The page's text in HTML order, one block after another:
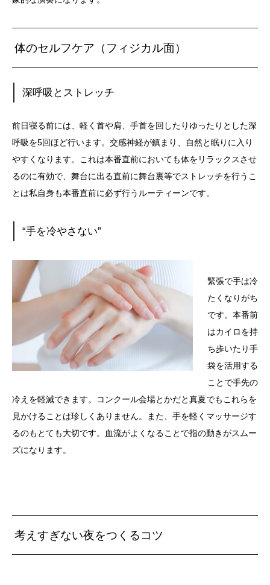
体のセルフケア（フィジカル面）
深呼吸とストレッチ
前日寝る前には、軽く首や肩、手首を回したりゆったりとした深
呼吸を5回ほど行います。交感神経が鎮まり、
自然と眠りに入り
やすくなります。これは本番直前においても体をリラックスさせ
るのに有効で、舞台に出る直前に舞台裏等でストレッチを行うこ
とは私自身も本番直前に必ず行うルーティーンです。
“手を冷やさない”
緊張で手は冷
たくなりがち
です。本番前
はカイロを持
ち歩いたり手
袋を活用する
ことで手先の
冷えを軽減できます。コンクール会場とかだと真夏でもこれらを
見かけることは珍しくありません。また、手を軽くマッサージす
るのもとても大切です。血流がよくなることで指の動きがスムー
ズになります。
考えすぎない夜をつくるコツ